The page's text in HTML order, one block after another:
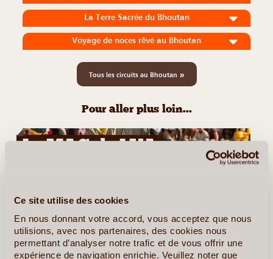
Ce site utilise des cookies
En nous donnant votre accord, vous acceptez que nous
utilisions, avec nos partenaires, des cookies nous
permettant d’analyser notre trafic et de vous offrir une
expérience de navigation enrichie. Veuillez noter que
La Terre Sacrée du Bhoutan
Voyage de noces rêvé au Bhoutan
Tous les circuits au Bhoutan »
Pour aller plus loin...